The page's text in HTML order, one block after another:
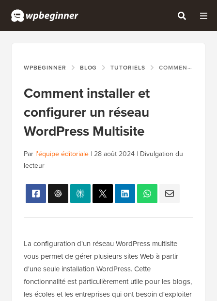
WPBEGINNER BLOG TUTORIELS COMMENT INSTALLER ET CONFIGURER UN RÉSEAU WORDPRESS MULTISITE
Comment installer et
configurer un réseau
WordPress Multisite
Par l'équipe éditoriale | 28 août 2024 | Divulgation du
lecteur
La configuration d'un réseau WordPress multisite
vous permet de gérer plusieurs sites Web à partir
d'une seule installation WordPress. Cette
fonctionnalité est particulièrement utile pour les blogs,
les écoles et les entreprises qui ont besoin d'exploiter